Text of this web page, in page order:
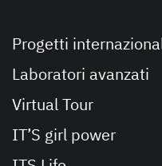
Progetti
Laboratori avanzati
Virtual Tour
IT’S girl power